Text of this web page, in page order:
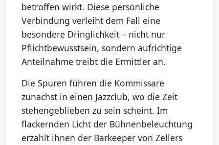
betroffen wirkt. Diese persönliche
Verbindung verleiht dem Fall eine
besondere Dringlichkeit – nicht nur
Pflichtbewusstsein, sondern aufrichtige
Anteilnahme treibt die Ermittler an.
Die Spuren führen die Kommissare
zunächst in einen Jazzclub, wo die Zeit
stehengeblieben zu sein scheint. Im
flackernden Licht der Bühnenbeleuchtung
erzählt ihnen der Barkeeper von Zellers